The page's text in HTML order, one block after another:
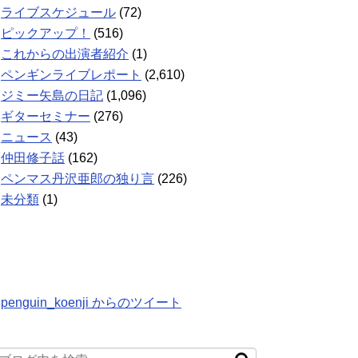
ライブスケジュール (72)
ピックアップ！
(516)
これからの出演者紹介 (1)
ペンギンライブレポート (2,610)
ジミー矢島の日記 (1,096)
ギターセミナー (276)
ニュース (43)
仲田修子話 (162)
ペンマス丹沢亜郎の独り言 (226)
未分類 (1)
からのツイート